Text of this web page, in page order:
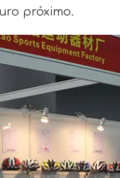
próximo.